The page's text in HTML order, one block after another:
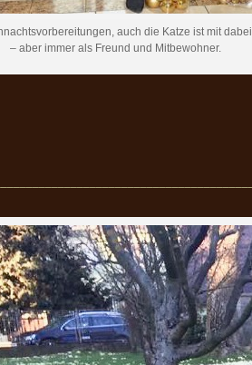
auch die Katze ist mit dabei
– aber immer als Freund und Mitbewohner.